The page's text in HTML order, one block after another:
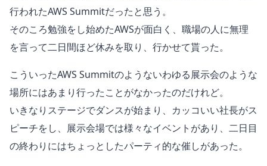
行われたAWS Summitだったと思う。
そのころ勉強をし始めたAWSが面白く、職場の人に無理
を言って二日間ほど休みを取り、行かせて貰った。
こういったAWS Summitのようないわゆる展示会のような
場所にはあまり行ったことがなかったのだけれど。
いきなりステージでダンスが始まり、カッコいい社長がス
ピーチをし、展示会場では様々なイベントがあり、二日目
の終わりにはちょっとしたパーティ的な催しがあった。